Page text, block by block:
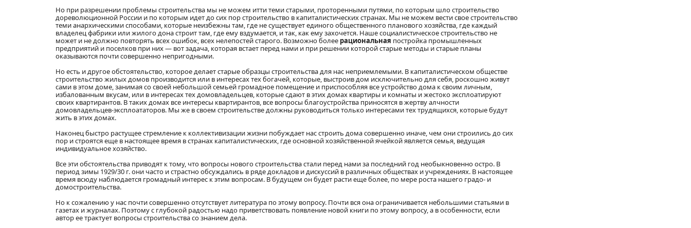
Но при разрешении проблемы строительства мы не можем итти теми старыми, проторенными путями, по которым шло строительство
дореволюционной России и по которым идет до сих пор строительство в капиталистических странах. Мы не можем вести свое строительство
теми анархическими способами, которые неизбежны там, где не существует единого общественного планового хозяйства, где каждый
владелец фабрики или жилого дона строит там, где ему вздумается, и так, как ему захочется. Наше социалистическое строительство не
может и не должно повторять всех ошибок, всех нелепостей старого. Возможно более рациональная постройка промышленных
предприятий и поселков при них — вот задача, которая встает перед нами и при решении которой старые методы и старые планы
оказываются почти совершенно непригодными.
Но есть и другое обстоятельство, которое делает старые образцы строительства для нас неприемлемыми. В капиталистическом обществе
строительство жилых домов производится или в интересах тех богачей, которые, выстроив дом исключительно для себя, роскошно живут
сами в этом доме, занимая со своей небольшой семьей громадное помещение и приспособляя все устройство дома к своим личным,
избалованным вкусам, или в интересах тех домовладельцев, которые сдают в этих домах квартиры и комнаты и жестоко эксплоатируют
своих квартирантов. В таких домах все интересы квартирантов, все вопросы благоустройства приносятся в жертву алчности
домовладельцев-эксплоататоров. Мы же в своем строительстве должны руководиться только интересами тех трудящихся, которые будут
жить в этих домах.
Наконец быстро растущее стремление к коллективизации жизни побуждает нас строить дома совершенно иначе, чем они строились до сих
пор и строятся еще в настоящее время в странах капиталистических, где основной хозяйственной ячейкой является семья, ведущая
индивидуальное хозяйство.
Все эти обстоятельства приводят к тому, что вопросы нового строительства стали перед нами за последний год необыкновенно остро. В
период зимы 1929/30 г. они часто и страстно обсуждались в ряде докладов и дискуссий в различных обществах и учреждениях. В настоящее
время всюду наблюдается громадный интерес к этим вопросам. В будущем он будет расти еще более, по мере роста нашего градо- и
домостроительства.
Но к сожалению у нас почти совершенно отсутствует литература по этому вопросу. Почти вся она ограничивается небольшими статьями в
газетах и журналах. Поэтому с глубокой радостью надо приветствовать появление новой книги по этому вопросу, а в особенности, если
автор ее трактует вопросы строительства со знанием дела.